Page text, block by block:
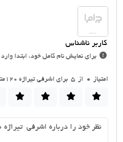
برای نمایش نام کامل خود، ابتدا وارد
امتیاز 0 از 5 برای اشرفی تیراژه 120متر